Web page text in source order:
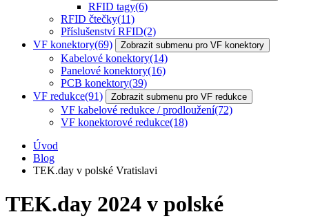
RFID tagy(6)
RFID čtečky(11)
Příslušenství RFID(2)
VF konektory(69) Zobrazit submenu pro VF konektory
Kabelové konektory(14)
Panelové konektory(16)
PCB konektory(39)
VF redukce(91) Zobrazit submenu pro VF redukce
VF kabelové redukce / prodloužení(72)
VF konektorové redukce(18)
Úvod
Blog
TEK.day v polské Vratislavi
TEK.day 2024 v polské